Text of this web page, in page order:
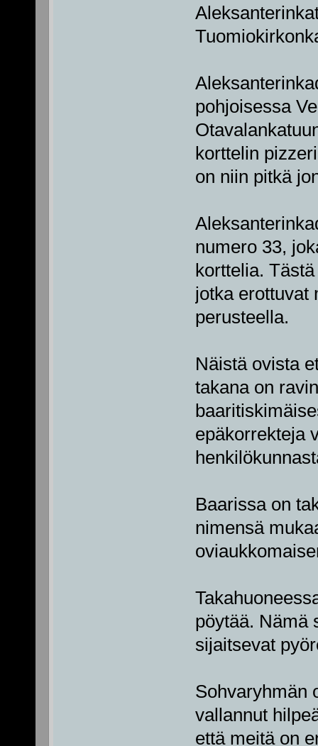
pohjoisessa
korttelin
on niin pitkä
numero 33,
korttelia.
jotka erottuvat
perusteella.
Näistä ovista
takana on
epäkorrekteja
Baarissa on
nimensä
pöytää. Nämä
sijaitsevat
Sohvaryhmän
vallannut
että meitä on